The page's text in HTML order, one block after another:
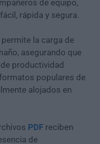
de equipo,
rápida y segura.
permite la carga de
asegurando que
productividad
populares de
alojados en
PDF reciben
de